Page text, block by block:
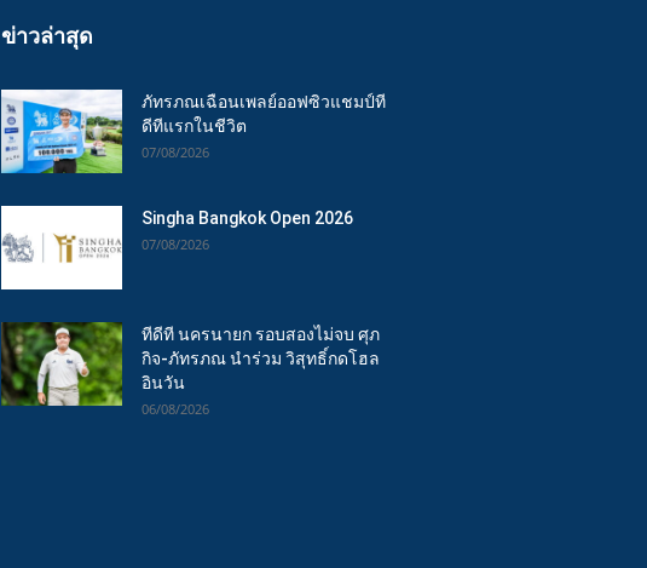
ข่าวล่าสุด
ภัทรภณเฉือนเพลย์ออฟซิวแชมป์ที
ดีทีแรกในชีวิต
07/08/2026
Singha Bangkok Open 2026
07/08/2026
ทีดีที นครนายก รอบสองไม่จบ ศุภ
กิจ-ภัทรภณ นำร่วม วิสุทธิ์กดโฮล
อินวัน
06/08/2026